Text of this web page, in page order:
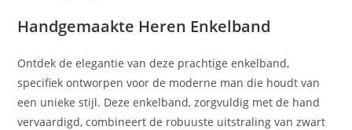
Handgemaakte Heren Enkelband
Ontdek de elegantie van deze prachtige enkelband,
specifiek ontworpen voor de moderne man die houdt van
een unieke stijl. Deze enkelband, zorgvuldig met de hand
vervaardigd, combineert de robuuste uitstraling van zwart